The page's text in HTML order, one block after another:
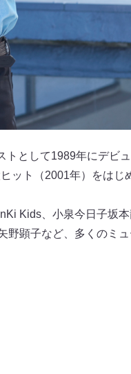
として1989年にデビュ
ット（2001年）をはじ
Kids、小泉今日子坂
顕子など、多くのミュ